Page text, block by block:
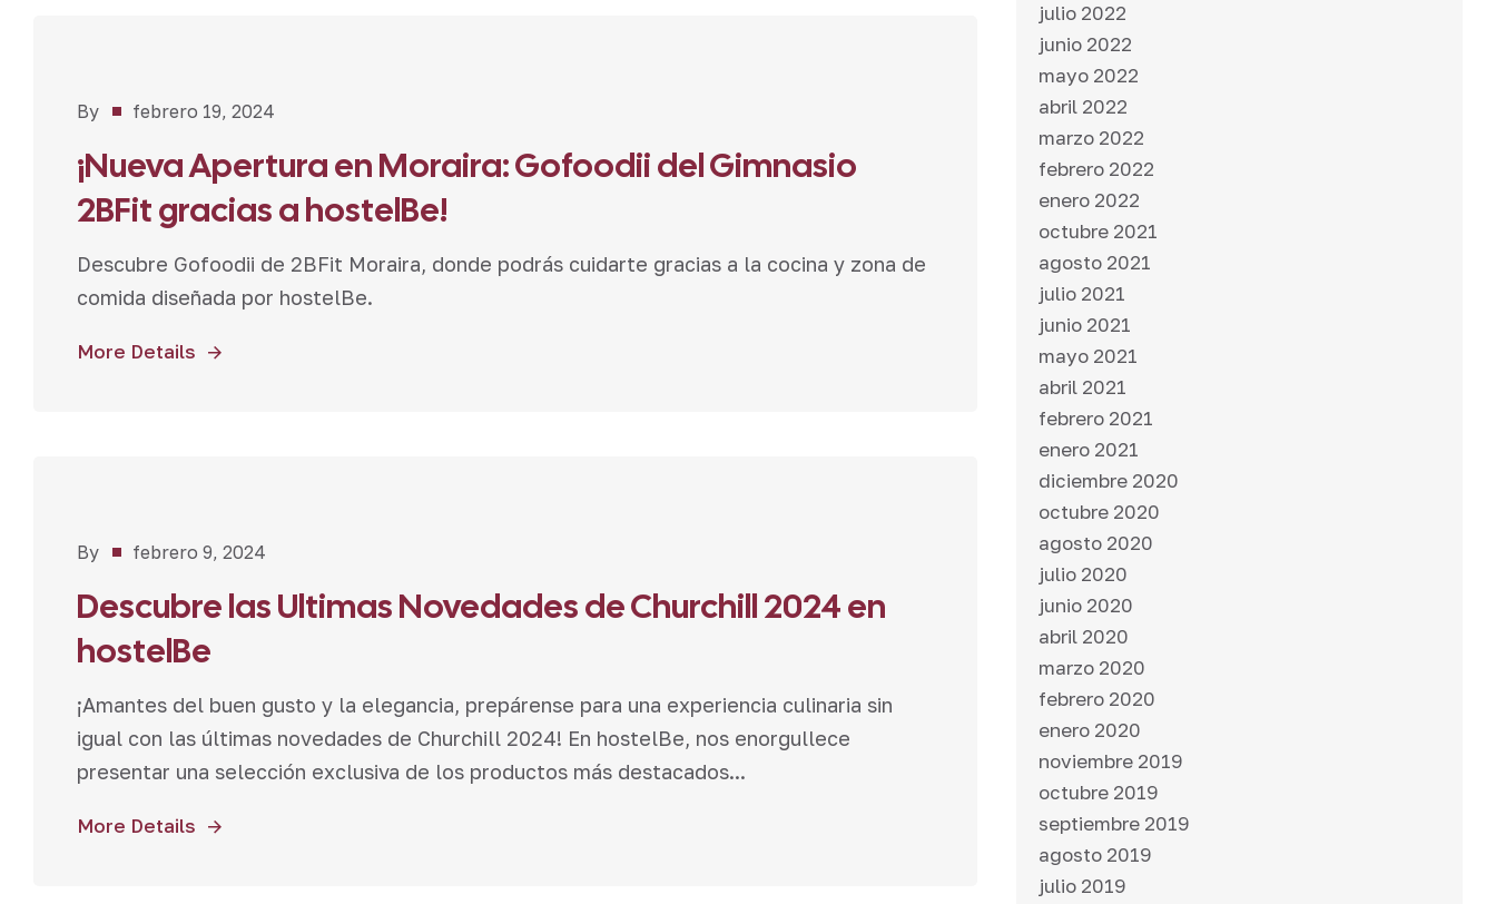
Bar-
Proyectos
By febrero 19, 2024
¡Nueva Apertura en Moraira: Gofoodii del Gimnasio
2BFit gracias a hostelBe!
Descubre Gofoodii de 2BFit Moraira, donde podrás cuidarte gracias a la cocina y zona de
comida diseñada por hostelBe.
More Details
Novedades
By febrero 9, 2024
Descubre las Ultimas Novedades de Churchill 2024 en
hostelBe
¡Amantes del buen gusto y la elegancia, prepárense para una experiencia culinaria sin
igual con las últimas novedades de Churchill 2024! En hostelBe, nos enorgullece
presentar una selección exclusiva de los productos más destacados...
More Details
julio 2022
junio 2022
mayo 2022
abril 2022
marzo 2022
febrero 2022
enero 2022
octubre 2021
agosto 2021
julio 2021
junio 2021
mayo 2021
abril 2021
febrero 2021
enero 2021
diciembre 2020
octubre 2020
agosto 2020
julio 2020
junio 2020
abril 2020
marzo 2020
febrero 2020
enero 2020
noviembre 2019
octubre 2019
septiembre 2019
agosto 2019
julio 2019